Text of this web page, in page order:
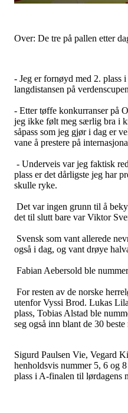
Over: De tre på pallen etter
- Jeg er fornøyd med 2. plass
langdistansen på
- Etter tøffe konkurranser på
jeg ikke følt meg særlig bra i
såpass som jeg gjør i dag er
vane å prestere på
- Underveis var jeg faktisk
plass er det dårligste jeg har
skulle ryke.
Det var ingen grunn til å
det til slutt bare var Viktor
Svensk som vant allerede
også i dag, og vant drøye
Fabian Aebersold ble
For resten av de norske
utenfor Vyssi Brod. Lukas
plass, Tobias Alstad ble
seg også inn blant de 30 beste
Sigurd Paulsen Vie, Vegard
henholdsvis nummer 5, 6 og
plass i A-finalen til lørdagens